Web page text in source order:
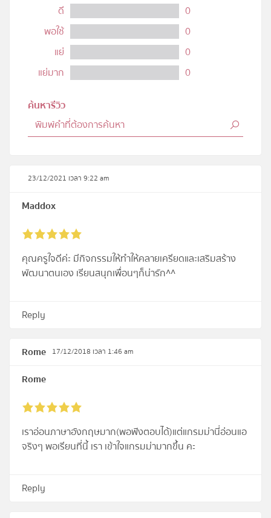
ดี
0
พอใช้
0
แย่
0
แย่มาก
0
ค้นหารีวิว
23/12/2021 เวลา 9:22 am
Maddox
คุณครูใจดีค่ะ มีกิจกรรมให้ทำให้คลายเครียดและเสริมสร้าง
พัฒนาตนเอง เรียนสนุกเพื่อนๆก็น่ารัก^^
Reply
Rome 17/12/2018 เวลา 1:46 am
Rome
เราอ่อนภาษาอังกฤษมาก(พอฟังตอบได้)แต่แกรมม่านี่อ่อนแอ
จริงๆ พอเรียนที่นี้ เรา เข้าใจแกรมม่ามากขึ้น คะ
Reply